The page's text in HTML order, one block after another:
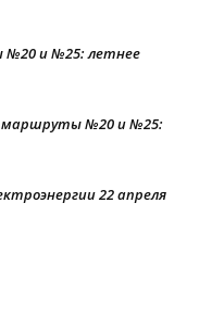
№20 и №25: летнее
маршруты №20 и №25:
22 апреля